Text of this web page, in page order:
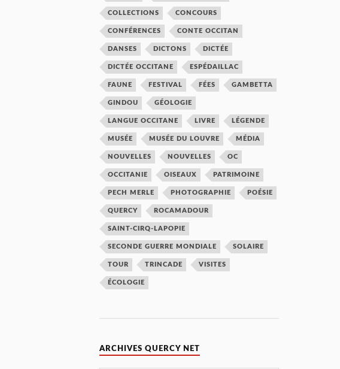
COLLECTIONS CONCOURS
CONFÉRENCES CONTE OCCITAN
DANSES DICTONS DICTÉE
DICTÉE OCCITANE ESPÉDAILLAC
FAUNE FESTIVAL FÉES GAMBETTA
GINDOU GÉOLOGIE
LANGUE OCCITANE LIVRE LÉGENDE
MUSÉE MUSÉE DU LOUVRE MÉDIA
NOUVELLES NOUVELLES OC
OCCITANIE OISEAUX PATRIMOINE
PECH MERLE PHOTOGRAPHIE POÉSIE
QUERCY ROCAMADOUR
SAINT-CIRQ-LAPOPIE
SECONDE GUERRE MONDIALE SOLAIRE
TOUR TRINCADE VISITES
ÉCOLOGIE
ARCHIVES QUERCY NET